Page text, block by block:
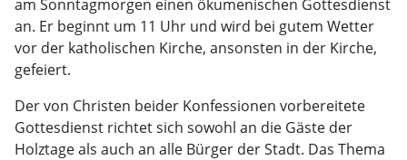
am Sonntagmorgen einen ökumenischen Gottesdienst
an. Er beginnt um 11 Uhr und wird bei gutem Wetter
vor der katholischen Kirche, ansonsten in der Kirche,
gefeiert.
Der von Christen beider Konfessionen vorbereitete
Gottesdienst richtet sich sowohl an die Gäste der
Holztage als auch an alle Bürger der Stadt. Das Thema